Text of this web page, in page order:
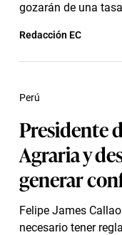
gozarán de una
Redacción EC
Presidente
Agraria y
generar
Felipe James
necesario tener
Perú